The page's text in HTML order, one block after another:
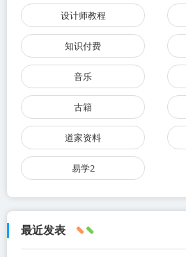
设计师教程
知识付费
音乐
古籍
道家资料
易学2
最近发表